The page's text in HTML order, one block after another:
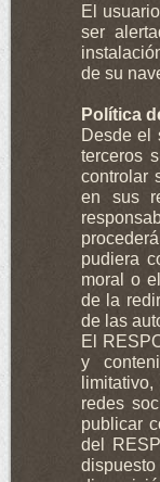
El
ser
de su
Política
Desde el
terceros
controlar
en sus
pudiera
moral o
de la
de las
El
y
redes
publicar
del